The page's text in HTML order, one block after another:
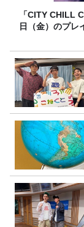
「CITY CHILL
日（金）のプレ